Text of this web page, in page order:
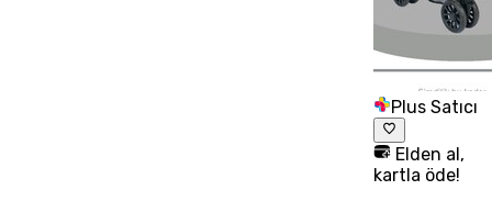
Plus Satıcı
Elden al,
kartla öde!